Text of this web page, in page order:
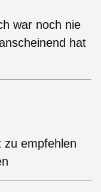
war noch nie
hat
zu empfehlen